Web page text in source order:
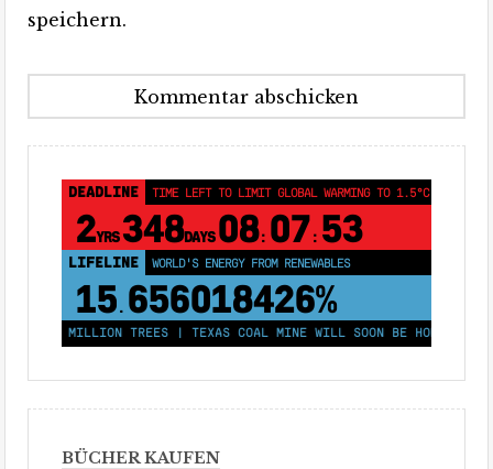
speichern.
DEADLINE TIME LEFT TO LIMIT GLOBAL WARMING TO 1.5°C
2YRS348DAYS 08: 07: 53
LIFELINE WORLD'S ENERGY FROM RENEWABLES
15. 656018426%
250 MILLION TREES | TEXAS COAL MINE WILL SOON BE HOME TO A
BÜCHER KAUFEN